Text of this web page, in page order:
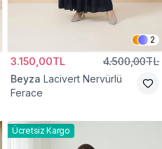
2
3.150,00TL 4.500,00TL
Beyza Lacivert Nervürlü
Ferace
Ücretsiz Kargo